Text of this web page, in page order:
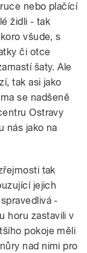
nebo plačící
židli - tak
všude, s
či otce
šaty. Ale
tak asi jako
se nadšeně
Ostravy
nás jako na
tak
jejich
-
horu zastavili v
pokoje měli
nad nimi pro